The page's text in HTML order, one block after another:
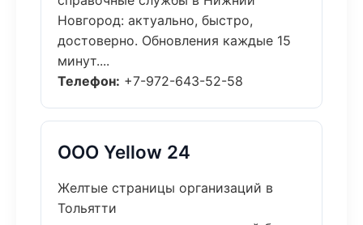
Новгород: актуально, быстро,
достоверно. Обновления каждые 15
минут....
Телефон: +7-972-643-52-58
ООО Yellow 24
Желтые страницы организаций в
Тольятти